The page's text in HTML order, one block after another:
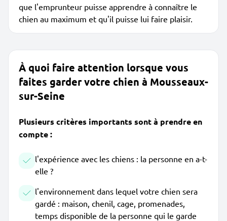
que l'emprunteur puisse apprendre à connaître le
chien au maximum et qu'il puisse lui faire plaisir.
À quoi faire attention lorsque vous
faites garder votre chien à Mousseaux-
sur-Seine
Plusieurs critères importants sont à prendre en
compte :
l'expérience avec les chiens : la personne en a-t-
elle ?
l'environnement dans lequel votre chien sera
gardé : maison, chenil, cage, promenades,
temps disponible de la personne qui le garde